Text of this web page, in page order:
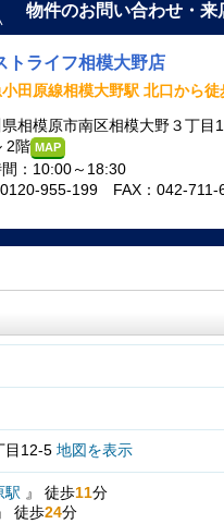
物件のお問い合わせ・来
トライフ相模大野店
田原線相模大野駅 北口から徒
相模原市南区相模大野３丁目
2階 MAP
：10:00～18:30
955-199 FAX：042-711-
目12-5 地図を表示
駅 』 徒歩11分
徒歩24分